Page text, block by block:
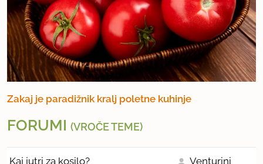
Zakaj je paradižnik kralj poletne kuhinje
FORUMI (VROČE TEME)
Kaj jutri za kosilo? Venturini